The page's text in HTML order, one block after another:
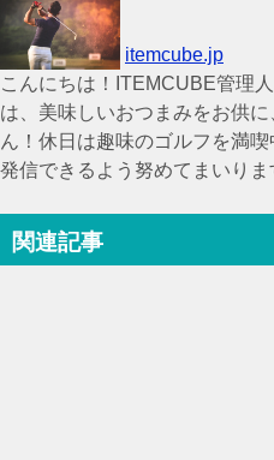
itemcube.jp
こんにちは！ITEMCUBE管理
は、美味しいおつまみをお供
ん！休日は趣味のゴルフを満
発信できるよう努めてまいりま
関連記事